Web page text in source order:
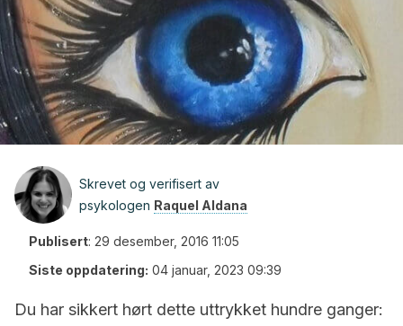
Skrevet og verifisert av
psykologen Raquel Aldana
Publisert: 29 desember, 2016 11:05
Siste oppdatering: 04 januar, 2023 09:39
Du har sikkert hørt dette uttrykket hundre ganger: